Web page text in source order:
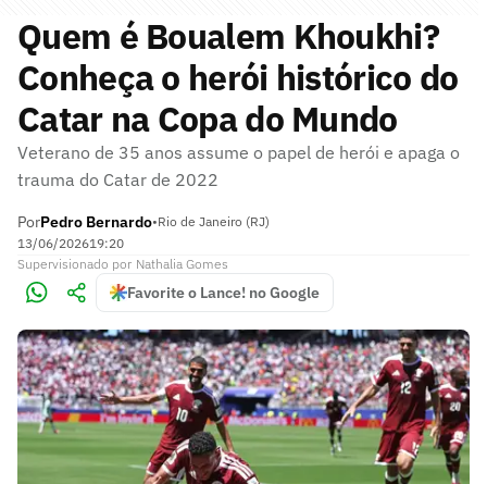
Quem é Boualem Khoukhi?
Conheça o herói histórico do
Catar na Copa do Mundo
Veterano de 35 anos assume o papel de herói e apaga o
trauma do Catar de 2022
PorPedro Bernardo•Rio de Janeiro (RJ)
13/06/202619:20
Supervisionado por Nathalia Gomes
Favorite o Lance! no Google